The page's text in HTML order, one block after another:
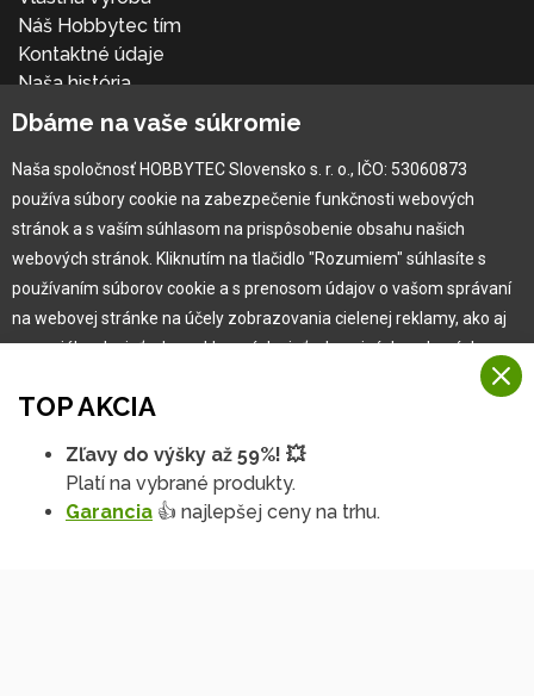
Náš Hobbytec tím
Kontaktné údaje
Naša história
Kariéra
Pre zákazníka
Garancia najlepšej ceny
Užívateľský manuál
Obchodné podmienky
Zákazník & partner
Novinky
TOP AKCIA
Zľavy do výšky až 59%! 💥
Platí na vybrané produkty.
Garancia 👍 najlepšej ceny na trhu.
Dbáme na vaše súkromie
Naša spoločnosť HOBBYTEC Slovensko s. r. o., IČO: 53060873
používa súbory cookie na zabezpečenie funkčnosti webových
stránok a s vaším súhlasom na prispôsobenie obsahu našich
webových stránok. Kliknutím na tlačidlo "Rozumiem" súhlasíte s
používaním súborov cookie a s prenosom údajov o vašom správaní
na webovej stránke na účely zobrazovania cielenej reklamy, ako aj
na sociálnych sieťach a reklamných sieťach na iných webových
Viac informácií
Na našich webových stránkach používame niekoľko kategórií
Rozumiem